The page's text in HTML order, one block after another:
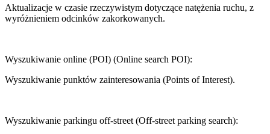
Aktualizacje w czasie rzeczywistym dotyczące natężenia ruchu, z
wyróżnieniem odcinków zakorkowanych.
Wyszukiwanie online (POI) (Online search POI):
Wyszukiwanie punktów zainteresowania (Points of Interest).
Wyszukiwanie parkingu off-street (Off-street parking search):